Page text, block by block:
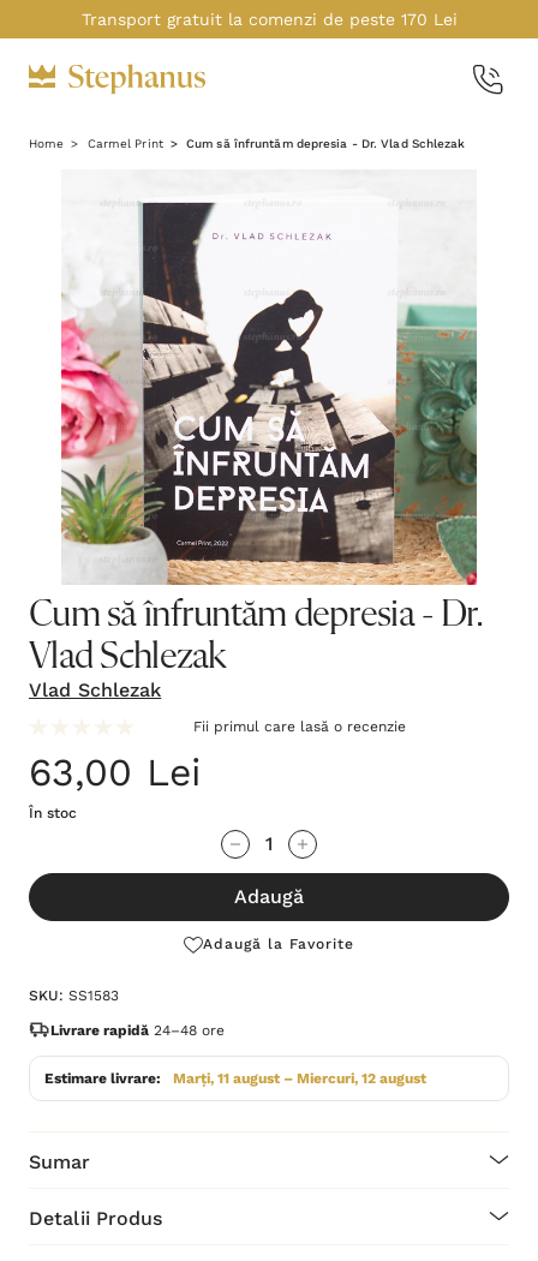
Transport gratuit la comenzi de peste 170 Lei
Home Carmel Print Cum să înfruntăm depresia - Dr. Vlad Schlezak
Cum să înfruntăm depresia - Dr.
Vlad Schlezak
Vlad Schlezak
Fii primul care lasă o recenzie
63,00 Lei
În stoc
te!
Stocul
Adaugă
Adaugă la Favorite
SKU: SS1583
Livrare rapidă 24–48 ore
Estimare livrare: Marți, 11 august – Miercuri, 12 august
Sumar
Detalii Produs